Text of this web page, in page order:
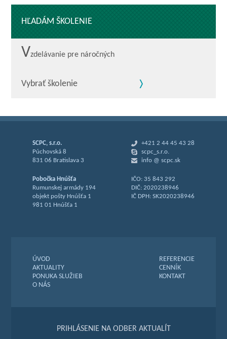
HĽADÁM ŠKOLENIE
Vzdelávanie pre náročných
Vybrať školenie
SCPC, s.r.o.
Púchovská 8
831 06 Bratislava 3
Pobočka Hnúšťa
Rumunskej armády 194
objekt pošty Hnúšťa 1
981 01 Hnúšťa 1
+421 2 44 45 43 28
scpc_s.r.o.
info @ scpc.sk
IČO: 35 843 292
DIČ: 2020238946
IČ DPH: SK2020238946
ÚVOD
AKTUALITY
PONUKA SLUŽIEB
O NÁS
REFERENCIE
CENNÍK
KONTAKT
PRIHLÁSENIE NA ODBER AKTUALÍT